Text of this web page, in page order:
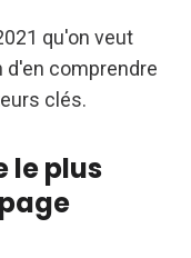
qu'on veut
d'en comprendre
clés.
le plus